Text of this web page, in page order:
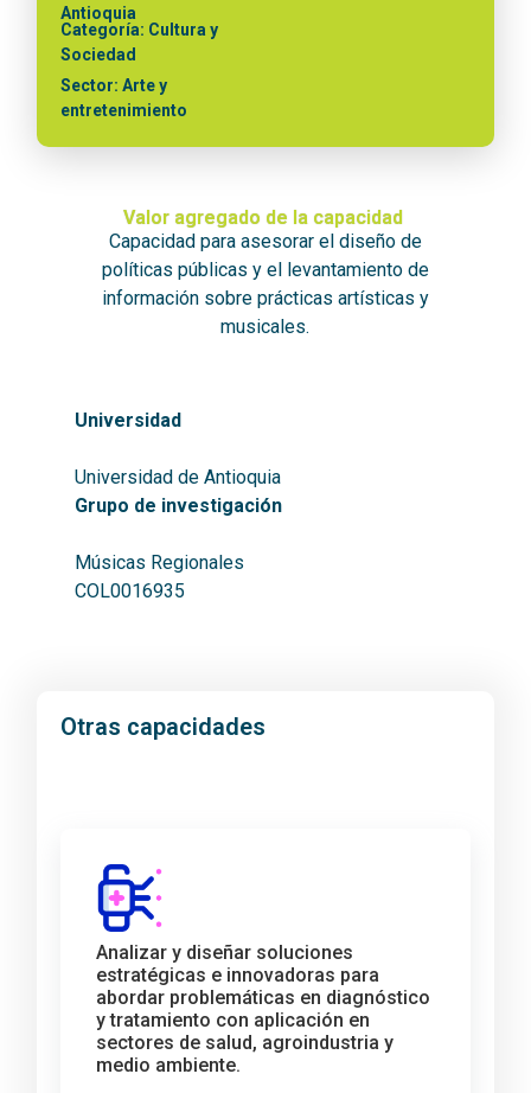
Antioquia
Categoría: Cultura y
Sociedad
Sector: Arte y
entretenimiento
Valor agregado de la capacidad
Capacidad para asesorar el diseño de
políticas públicas y el levantamiento de
información sobre prácticas artísticas y
musicales.
Universidad
Universidad de Antioquia
Grupo de investigación
Músicas Regionales
COL0016935
Otras capacidades
Analizar y diseñar soluciones
estratégicas e innovadoras para
abordar problemáticas en diagnóstico
y tratamiento con aplicación en
sectores de salud, agroindustria y
medio ambiente.